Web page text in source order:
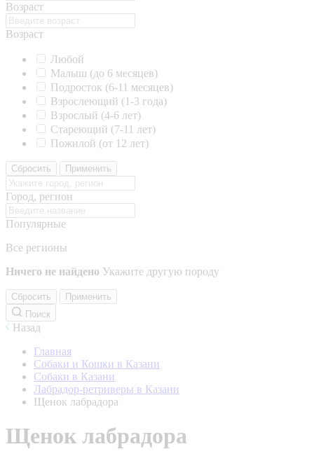
Возраст
Возраст
Любой
Малыш (до 6 месяцев)
Подросток (6-11 месяцев)
Взрослеющий (1-3 года)
Взрослый (4-6 лет)
Стареющий (7-11 лет)
Пожилой (от 12 лет)
Сбросить Применить
Город, регион
Популярные
Все регионы
Ничего не найдено Укажите другую породу
Сбросить
Применить
Поиск
Назад
Главная
Собаки и Кошки в Казани
Собаки в Казани
Лабрадор-ретриверы в Казани
Щенок лабрадора
Щенок лабрадора